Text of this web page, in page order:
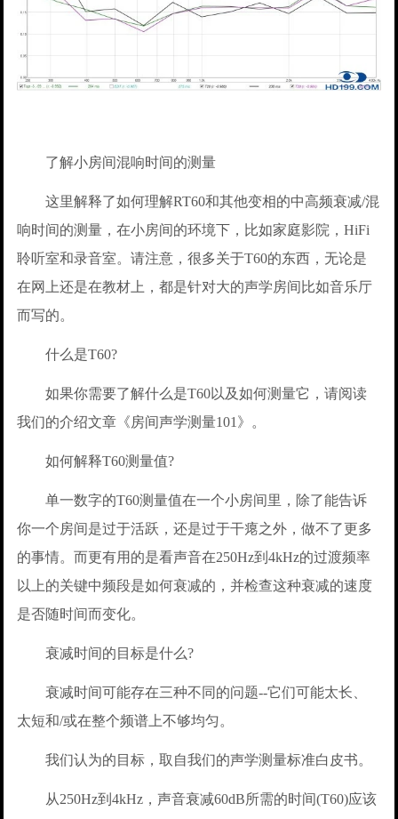
了解小房间混响时间的测量
这里解释了如何理解RT60和其他变相的中高频衰减/混
响时间的测量，在小房间的环境下，比如家庭影院，HiFi
聆听室和录音室。请注意，很多关于T60的东西，无论是
在网上还是在教材上，都是针对大的声学房间比如音乐厅
而写的。
什么是T60?
如果你需要了解什么是T60以及如何测量它，请阅读
我们的介绍文章《房间声学测量101》。
如何解释T60测量值?
单一数字的T60测量值在一个小房间里，除了能告诉
你一个房间是过于活跃，还是过于干瘪之外，做不了更多
的事情。而更有用的是看声音在250Hz到4kHz的过渡频率
以上的关键中频段是如何衰减的，并检查这种衰减的速度
是否随时间而变化。
衰减时间的目标是什么?
衰减时间可能存在三种不同的问题--它们可能太长、
太短和/或在整个频谱上不够均匀。
我们认为的目标，取自我们的声学测量标准白皮书。
从250Hz到4kHz，声音衰减60dB所需的时间(T60)应该